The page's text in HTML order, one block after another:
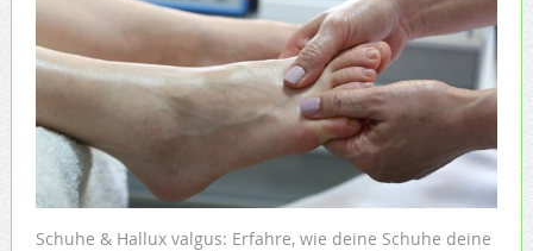
Schuhe & Hallux valgus: Erfahre, wie deine Schuhe deine